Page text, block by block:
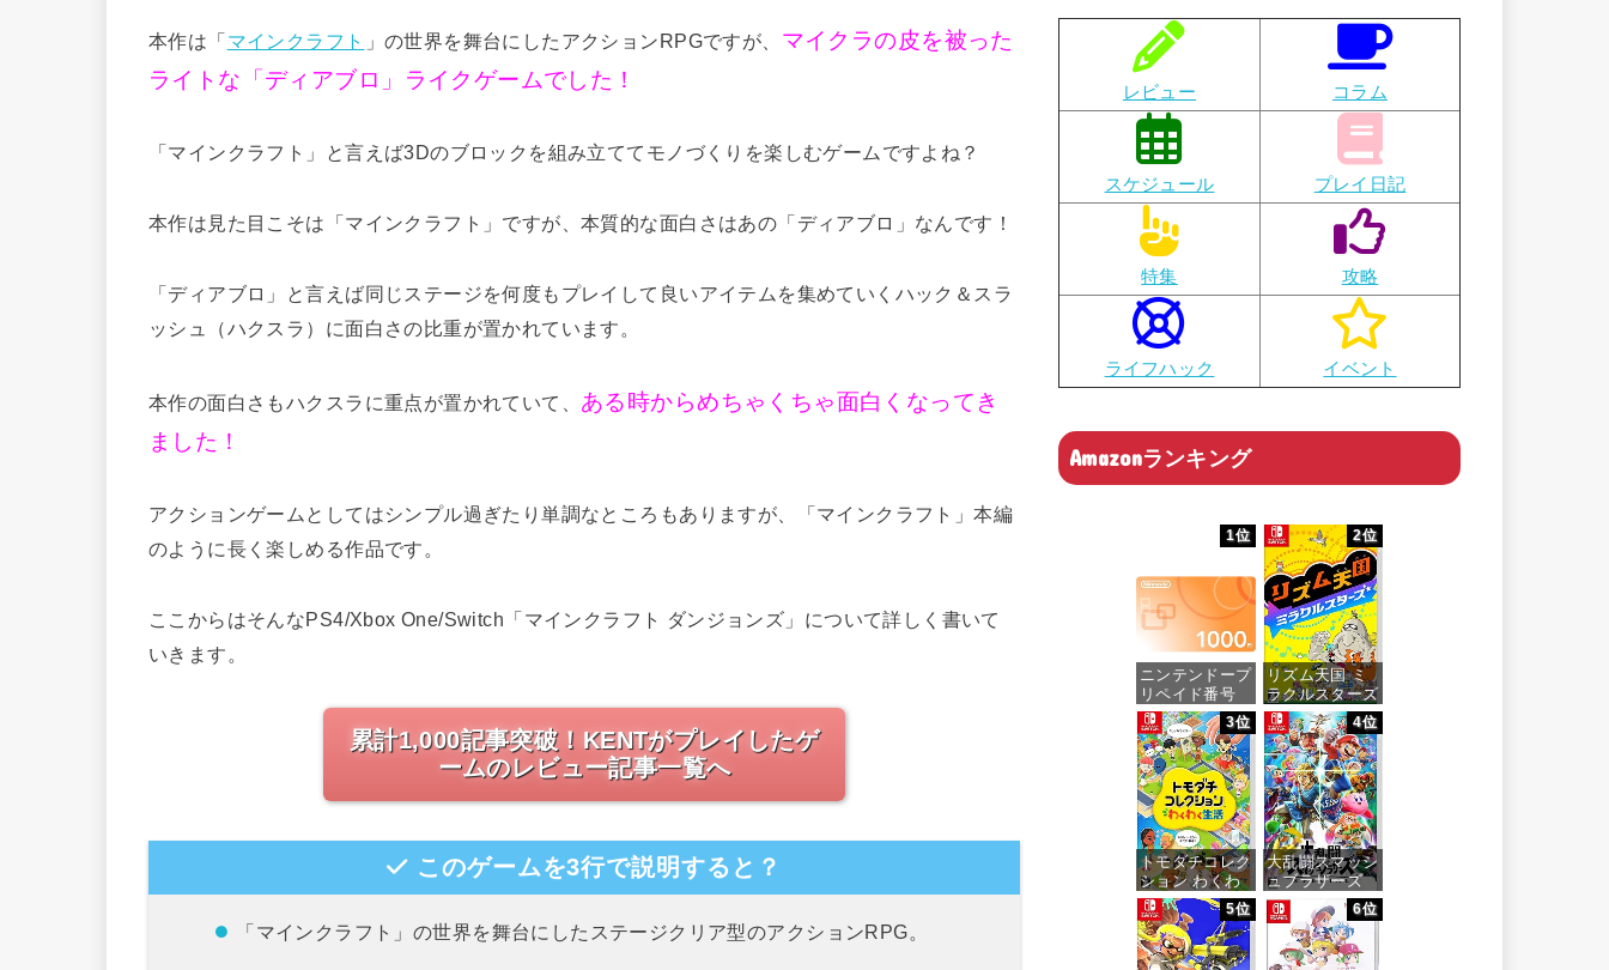
本作は「マインクラフト 」の世界を舞台にしたアクションRPGですが、 マイクラの皮を被った
ライトな「ディアブロ」ライクゲームでした！
「マインクラフト」と言えば3Dのブロックを組み立ててモノづくりを楽しむゲームですよね？
本作は見た目こそは「マインクラフト」ですが、本質的な面白さはあの「ディアブロ」なんです！
「ディアブロ」と言えば同じステージを何度もプレイして良いアイテムを集めていくハック＆スラ
ッシュ（ハクスラ）に面白さの比重が置かれています。
本作の面白さもハクスラに重点が置かれていて、 ある時からめちゃくちゃ面白くなってき
ました！
アクションゲームとしてはシンプル過ぎたり単調なところもありますが、「マインクラフト」本編
のように長く楽しめる作品です。
ここからはそんなPS4/Xbox One/Switch「マインクラフト ダンジョンズ」について詳しく書いて
いきます。
累計1,000記事突破！KENTがプレイしたゲ
ームのレビュー記事一覧へ
このゲームを3行で説明すると？
「マインクラフト」の世界を舞台にしたステージクリア型のアクションRPG。
レビュー コラム
スケジュール プレイ日記
特集 攻略
ライフハック イベント
Amazonランキング
1位
ニンテンドープ
リペイド番号
1000円|オンラ
インコード版
価格：¥1,000
2位
リズム天国 ミ
ラクルスターズ
-Switch
価格：¥5,645
3位
トモダチコレク
ション わくわ
く生活 -Switch
価格：¥6,144
4位
大乱闘スマッシ
ュブラザーズ
SPECIAL -
Switch
価格：¥6,473
5位 6位